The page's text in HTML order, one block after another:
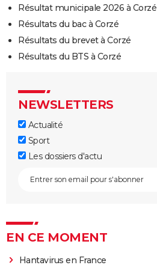
Résultat municipale 2026 à Corzé
Résultats du bac à Corzé
Résultats du brevet à Corzé
Résultats du BTS à Corzé
NEWSLETTERS
Actualité
Sport
Les dossiers d'actu
EN CE MOMENT
Hantavirus en France